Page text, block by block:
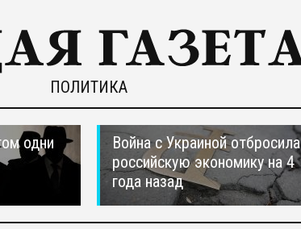
ПОЛИТИКА
одни
Война с Украиной отбросила
российскую экономику на 4
года назад